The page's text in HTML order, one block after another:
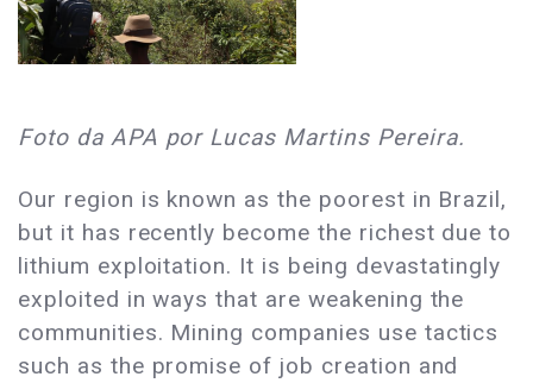
Foto da APA por Lucas Martins Pereira.
Our region is known as the poorest in Brazil,
but it has recently become the richest due to
lithium exploitation. It is being devastatingly
exploited in ways that are weakening the
communities. Mining companies use tactics
such as the promise of job creation and